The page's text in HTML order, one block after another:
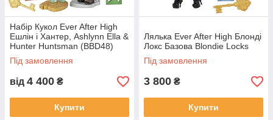
Набір Кукол Ever After High
Ешлін і Хантер, Ashlynn Ella &
Hunter Huntsman (BBD48)
Під замовлення
від 4 400 ₴
Купити
Лялька Ever After High Блонді
Локс Базова Blondie Locks
Під замовлення
3 800 ₴
Купити